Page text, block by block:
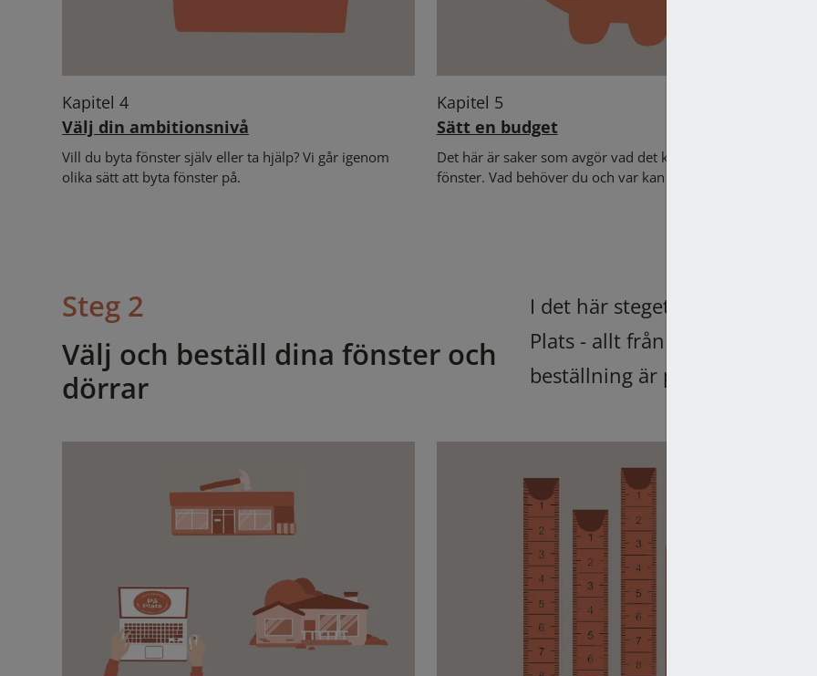
Kapitel 4
Välj din ambitionsnivå
Vill du byta fönster själv eller ta hjälp? Vi går igenom
olika sätt att byta fönster på.
Kapitel 5
Sätt en budget
Det här är saker som avgör vad det kostar att byta
fönster. Vad behöver du och var kan du kompromissa?
Steg 2
Välj och beställ dina fönster och
dörrar
I det här steget går vi igenom
Plats - allt från första
beställning är påskriven och